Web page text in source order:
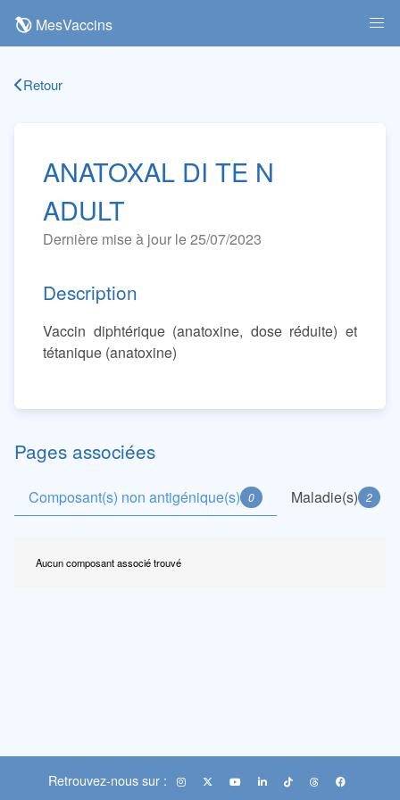
MesVaccins
Retour
ANATOXAL DI TE N
ADULT
Dernière mise à jour le 25/07/2023
Description
Vaccin diphtérique (anatoxine, dose réduite) et
tétanique (anatoxine)
Pages associées
Composant(s) non antigénique(s) 0 Maladie(s) 2
Aucun composant associé trouvé
Retrouvez-nous sur :